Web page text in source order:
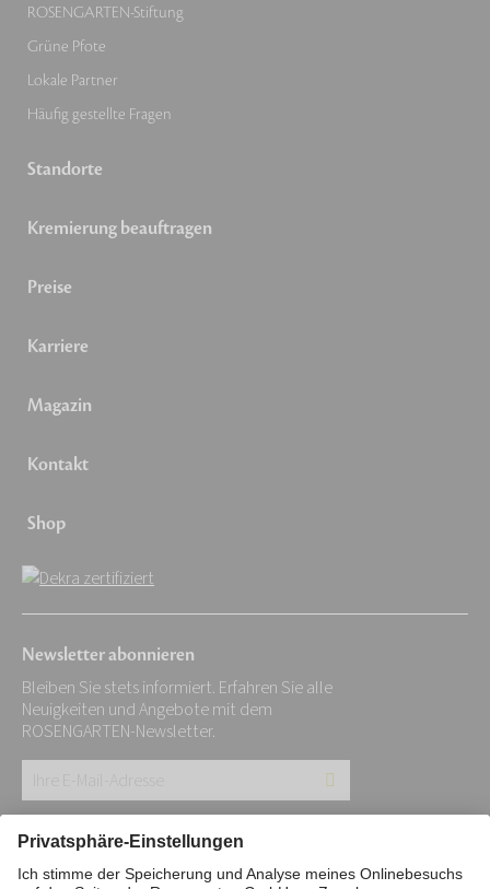
ROSENGARTEN-Stiftung
Grüne Pfote
Lokale Partner
Häufig gestellte Fragen
Standorte
Kremierung beauftragen
Preise
Karriere
Magazin
Kontakt
Shop
Newsletter abonnieren
Bleiben Sie stets informiert. Erfahren Sie alle
Neuigkeiten und Angebote mit dem
ROSENGARTEN-Newsletter.
E-
Mail-
Adresse:
Impressum Datenschutz Stiftung